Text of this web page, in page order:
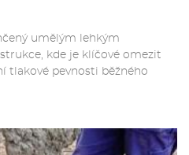
umělým lehkým
kde je klíčové omezit
tlakové pevnosti běžného